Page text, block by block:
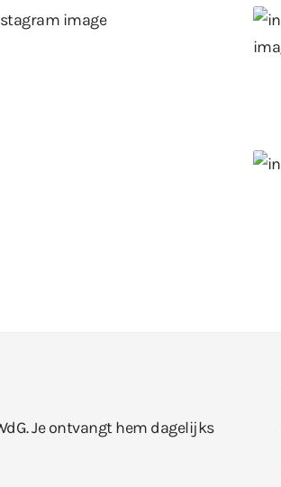
Je ontvangt hem dagelijks